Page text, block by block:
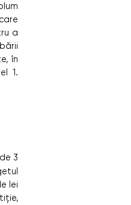
a
în
1.
3
lei